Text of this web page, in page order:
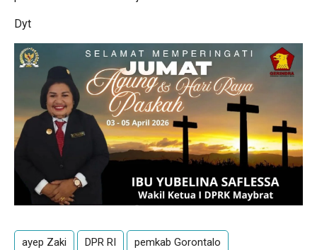
Dyt
ayep Zaki DPR RI pemkab Gorontalo